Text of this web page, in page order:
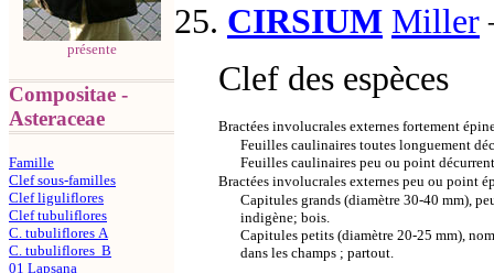
présente
Compositae -
Asteraceae
Famille
Clef sous-familles
Clef liguliflores
Clef tubuliflores
C. tubuliflores A
C. tubuliflores B
01 Lapsana
25. CIRSIUM Miller
Clef des espèces
Bractées involucrales externes fortement
Feuilles caulinaires toutes longuement
Feuilles caulinaires peu ou point
Bractées involucrales externes peu ou point
Capitules grands (diamètre 30-40 mm),
indigène; bois.
Capitules petits (diamètre 20-25 mm),
dans les champs ; partout.